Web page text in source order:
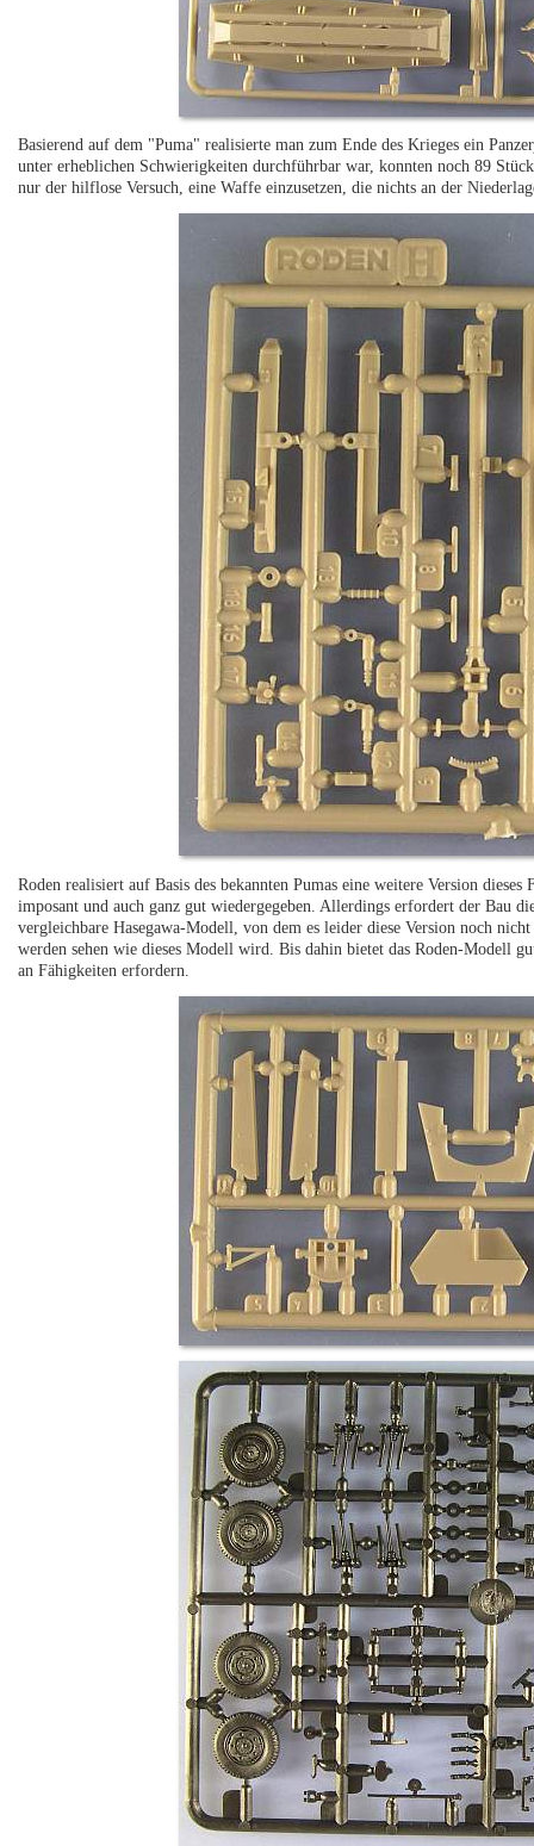
Basierend auf dem "Puma" realisierte man zum Ende des Krieges ein
unter erheblichen Schwierigkeiten durchführbar war, konnten noch 89
nur der hilflose Versuch, eine Waffe einzusetzen, die nichts an der
Roden realisiert auf Basis des bekannten Pumas eine weitere Version
imposant und auch ganz gut wiedergegeben. Allerdings erfordert der Bau
vergleichbare Hasegawa-Modell, von dem es leider diese Version noch
werden sehen wie dieses Modell wird. Bis dahin bietet das Roden-Modell
an Fähigkeiten erfordern.